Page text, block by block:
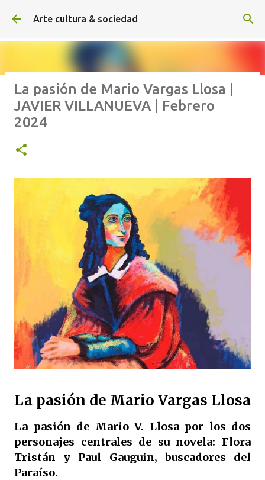
Ir al contenido principal
Arte cultura & sociedad
ALEXA DE HOYOS | El arte de
hacer cine sin excusas | ROBERTO
La pasión de Mario Vargas Llosa |
JAVIER VILLANUEVA | Febrero
2024
La pasión de Mario Vargas Llosa
La pasión de Mario V. Llosa por los dos
personajes centrales de su novela: Flora
Tristán y Paul Gauguin, buscadores del
Paraíso.